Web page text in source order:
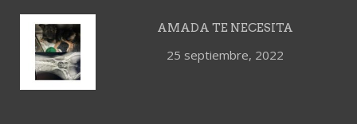
AMADA TE NECESITA
25 septiembre, 2022